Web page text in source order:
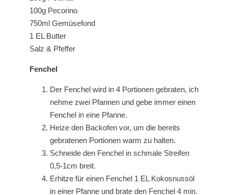
100g Pecorino
750ml Gemüsefond
1 EL Butter
Salz & Pfeffer
Fenchel
Der Fenchel wird in 4 Portionen gebraten, ich
nehme zwei Pfannen und gebe immer einen
Fenchel in eine Pfanne.
Heize den Backofen vor, um die bereits
gebratenen Portionen warm zu halten.
Schneide den Fenchel in schmale Streifen
0,5-1cm breit.
Erhitze für einen Fenchel 1 EL Kokosnussöl
in einer Pfanne und brate den Fenchel 4 min.